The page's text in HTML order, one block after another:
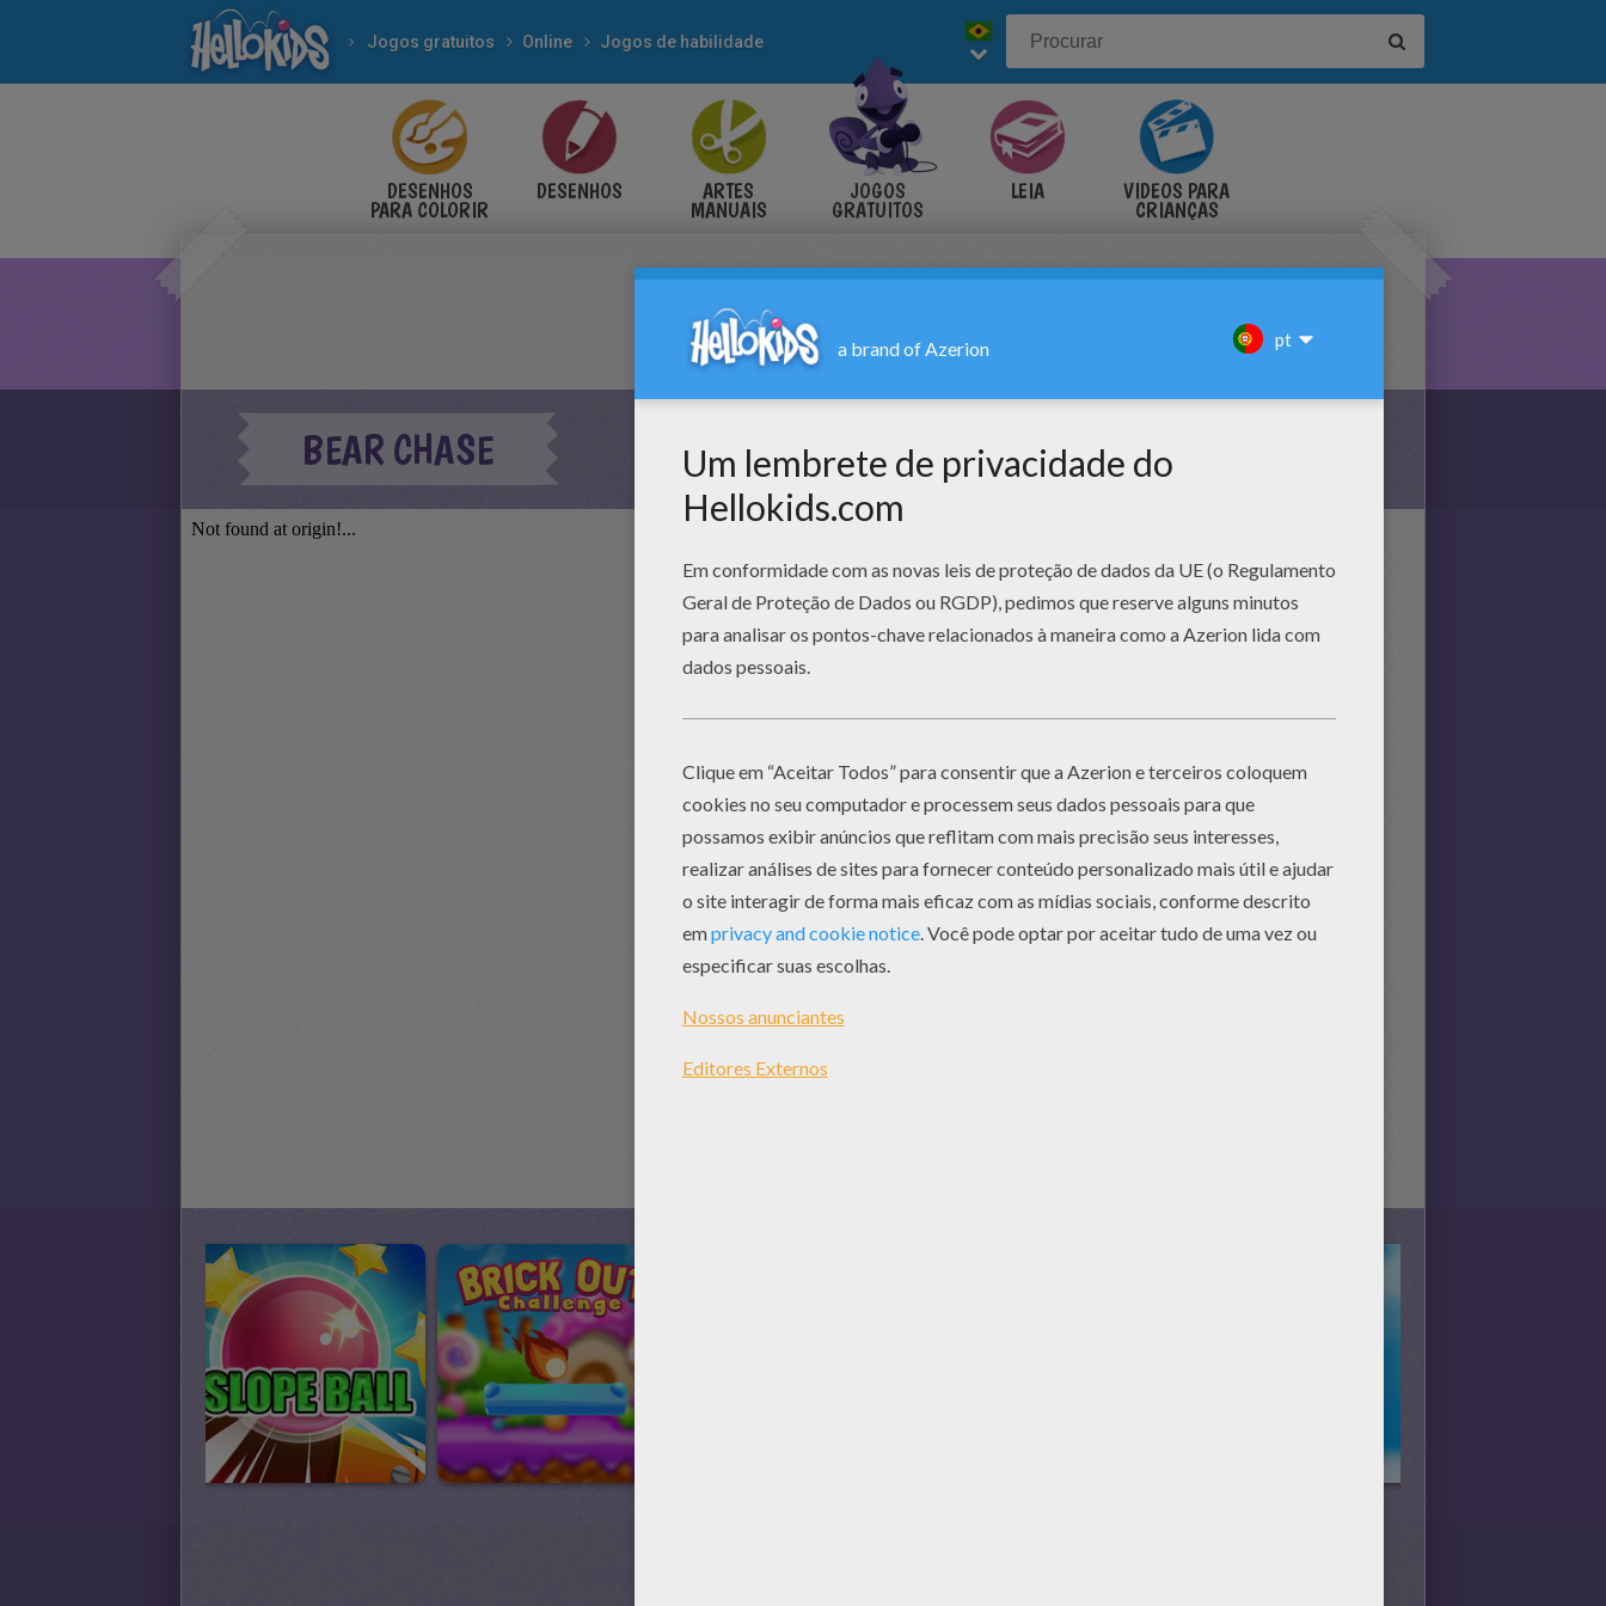
Jogos gratuitos Online Jogos de habilidade
DESENHOS
PARA COLORIR
DESENHOS ARTES
MANUAIS
JOGOS
GRATUITOS
LEIA VÍDEOS PARA
CRIANÇAS
BEAR CHASE